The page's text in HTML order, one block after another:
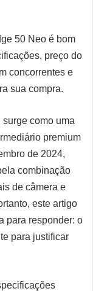
50 Neo é bom
preço do
concorrentes e
sua compra.
surge como uma
premium
de 2024,
combinação
de câmera e
este artigo
para responder: o
para justificar